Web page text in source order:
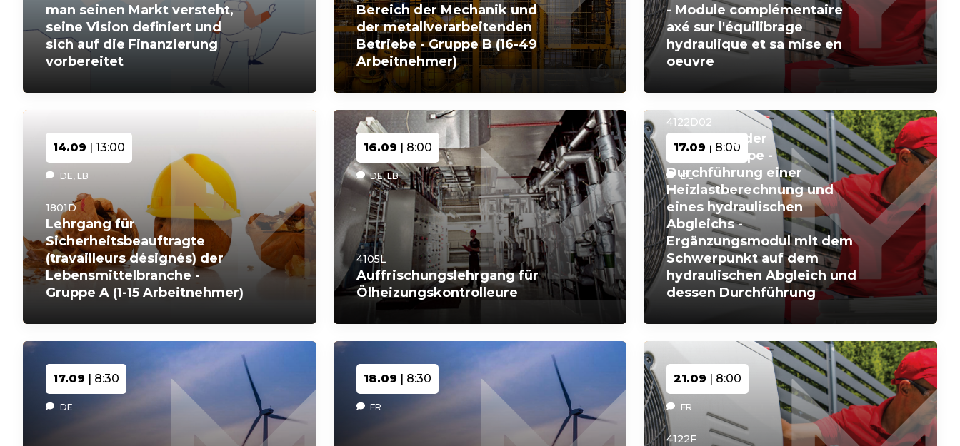
man seinen Markt versteht,
seine Vision definiert und
sich auf die Finanzierung
vorbereitet
Bereich der Mechanik und
der metallverarbeitenden
Betriebe - Gruppe B (16-49
Arbeitnehmer)
- Module complémentaire
axé sur l'équilibrage
hydraulique et sa mise en
oeuvre
14.09 | 13:00
DE, LB
1801D
Lehrgang für
Sicherheitsbeauftragte
(travailleurs désignés) der
Lebensmittelbranche -
Gruppe A (1-15 Arbeitnehmer)
16.09 | 8:00
DE, LB
4105L
Auffrischungslehrgang für
Ölheizungskontrolleure
17.09 | 8:00
DE
4122D02
Auslegung der
Wärmepumpe -
Durchführung einer
Heizlastberechnung und
eines hydraulischen
Abgleichs -
Ergänzungsmodul mit dem
Schwerpunkt auf dem
hydraulischen Abgleich und
dessen Durchführung
17.09 | 8:30
DE
18.09 | 8:30
FR
21.09 | 8:00
FR
4122F